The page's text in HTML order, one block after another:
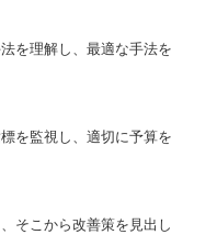
を理解し、最適な手法を
を監視し、適切に予算を
そこから改善策を見出し